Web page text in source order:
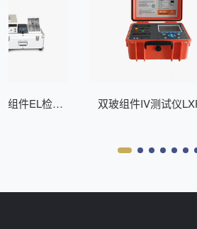
组件EL检测
双玻组件IV测试仪